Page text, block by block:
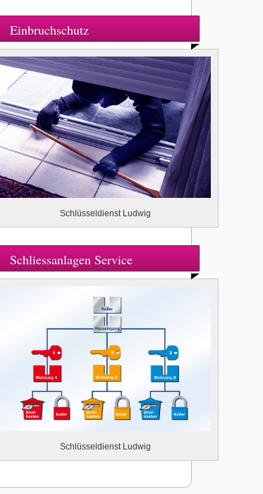
Einbruchschutz
Schlüsseldienst Ludwig
Schliessanlagen Service
Schlüsseldienst Ludwig